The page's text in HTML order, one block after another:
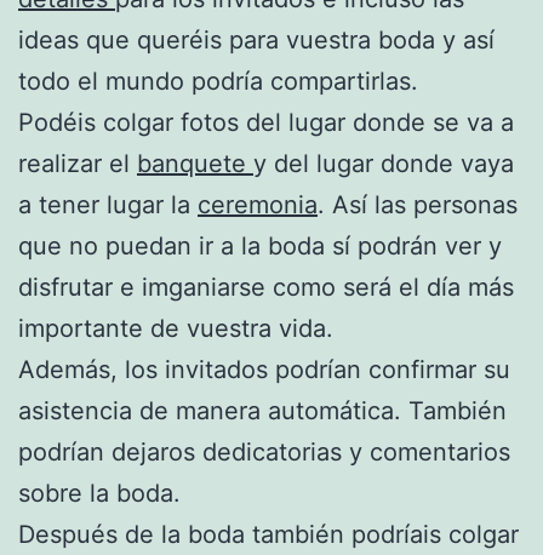
ideas que queréis para vuestra boda y así
todo el mundo podría compartirlas.
Podéis colgar fotos del lugar donde se va a
realizar el banquete y del lugar donde vaya
a tener lugar la ceremonia. Así las personas
que no puedan ir a la boda sí podrán ver y
disfrutar e imganiarse como será el día más
importante de vuestra vida.
Además, los invitados podrían confirmar su
asistencia de manera automática. También
podrían dejaros dedicatorias y comentarios
sobre la boda.
Después de la boda también podríais colgar